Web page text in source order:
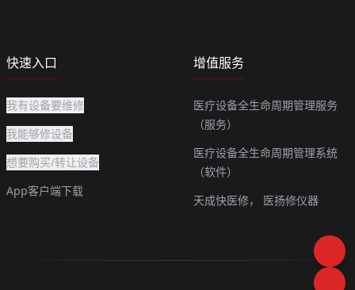
快速入口
我有设备要维修
我能够修设备
想要购买/转让设备
App客户端下载
增值服务
医疗设备全生命周期管理服务
（服务）
医疗设备全生命周期管理系统
（软件）
天成快医修，
医扬修仪器